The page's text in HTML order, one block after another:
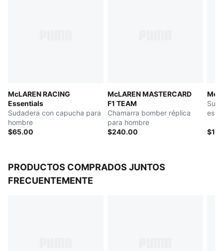
McLAREN RACING
Essentials
Sudadera con capucha para
hombre
$65.00
McLAREN MASTERCARD
F1 TEAM
Chamarra bomber réplica
para hombre
$240.00
PRODUCTOS COMPRADOS JUNTOS
FRECUENTEMENTE